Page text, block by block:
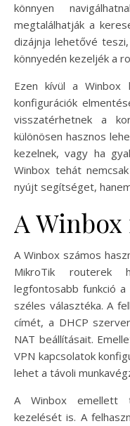
könnyen
megtalálhatják a
dizájnja lehetővé
könnyedén kezeljék a
Ezen kívül a Winbox
konfigurációk
visszatérhetnek a
különösen hasznos
kezelnek, vagy ha
Winbox tehát
nyújt segítséget,
A
A Winbox számos
MikroTik routerek
legfontosabb funkció
széles választéka. A
címét, a DHCP
NAT beállításait.
VPN kapcsolatok
lehet a távoli
A Winbox emellett
kezelését is. A